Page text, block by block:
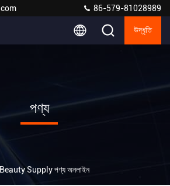
86-579-81028989
উদ্ধৃতি
পণ্য
Supply পণ্য অনলাইন